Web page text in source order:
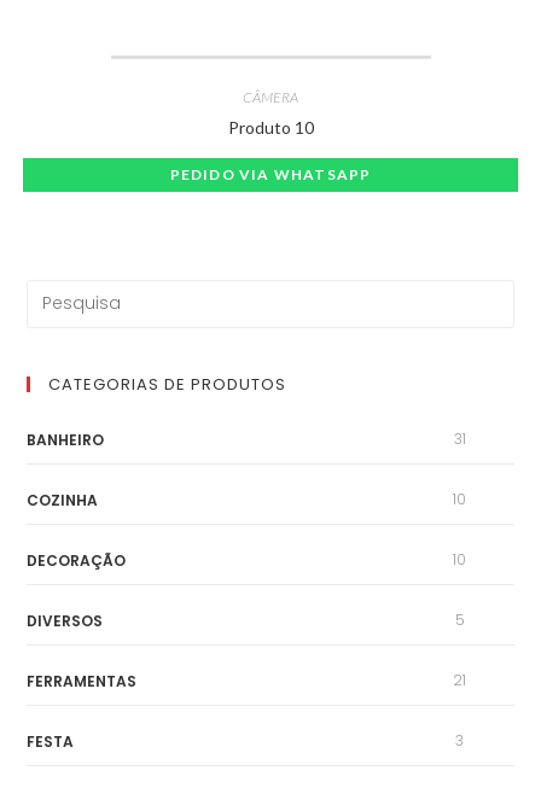
CÂMERA
Produto 10
PEDIDO VIA WHATSAPP
CATEGORIAS DE PRODUTOS
BANHEIRO 31
COZINHA 10
DECORAÇÃO 10
DIVERSOS 5
FERRAMENTAS 21
FESTA 3